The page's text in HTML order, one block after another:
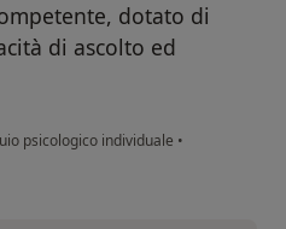
dotato di
di ascolto ed
psicologico individuale •